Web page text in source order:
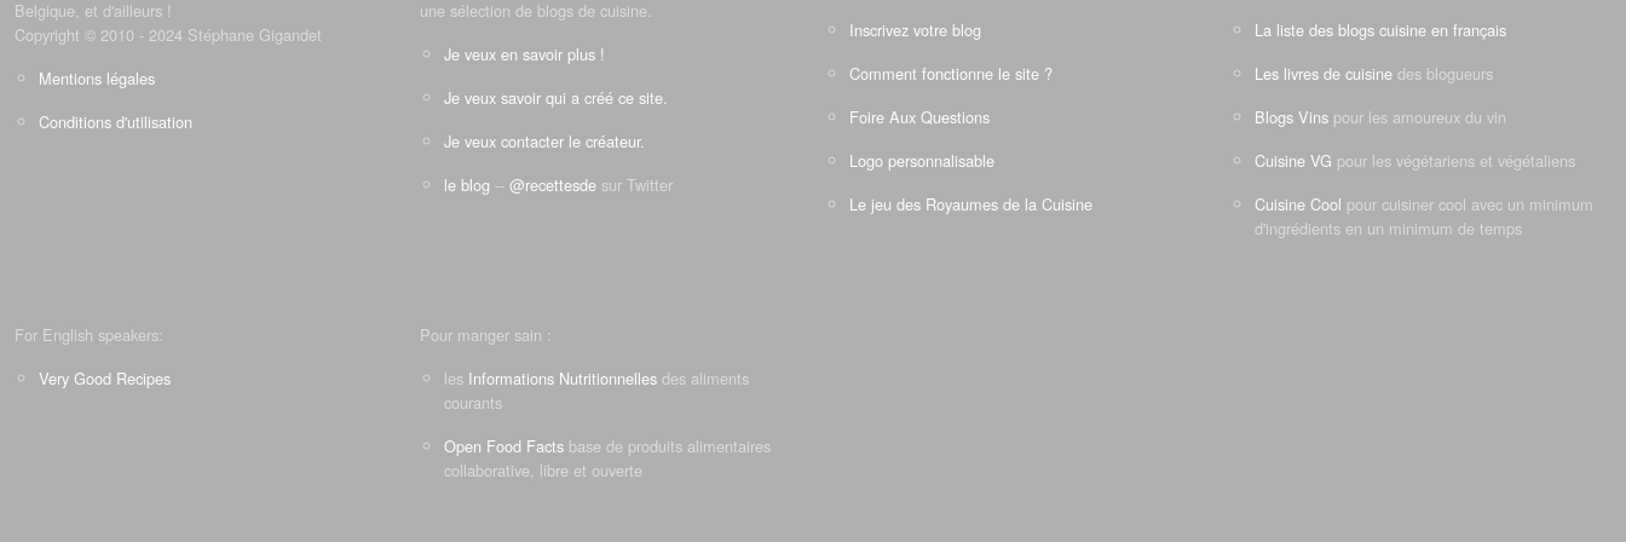
Belgique, et d'ailleurs !
Copyright © 2010 - 2024 Stéphane Gigandet
Mentions légales
Conditions d'utilisation
une sélection de blogs de cuisine.
Je veux en savoir plus !
Je veux savoir qui a créé ce site.
Je veux contacter le créateur.
le blog -- @recettesde sur Twitter
Inscrivez votre blog
Comment fonctionne le site ?
Foire Aux Questions
Logo personnalisable
Le jeu des Royaumes de la Cuisine
La liste des blogs cuisine en français
Les livres de cuisine des blogueurs
Blogs Vins pour les amoureux du vin
Cuisine VG pour les végétariens et végétaliens
Cuisine Cool pour cuisiner cool avec un minimum
d'ingrédients en un minimum de temps
For English speakers:
Very Good Recipes
Pour manger sain :
les Informations Nutritionnelles des aliments
courants
Open Food Facts base de produits alimentaires
collaborative, libre et ouverte